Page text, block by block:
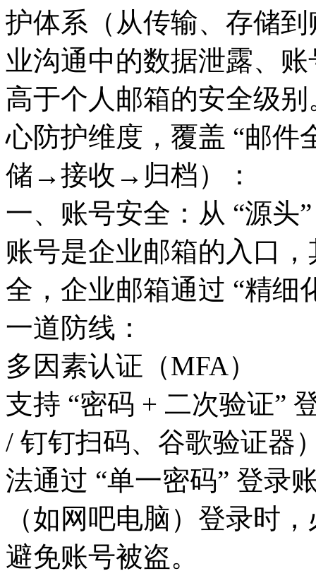
护体系（从传输、存储
业沟通中的数据泄露、
高于个人邮箱的安全级
心防护维度，覆盖 “邮
储→接收→归档）：
一、账号安全：从 “源头
账号是企业邮箱的入口
全，企业邮箱通过 “精细
一道防线：
多因素认证（MFA）
支持 “密码 + 二次验证”
/ 钉钉扫码、谷歌验证器
法通过 “单一密码” 登录
（如网吧电脑）登录时
避免账号被盗。